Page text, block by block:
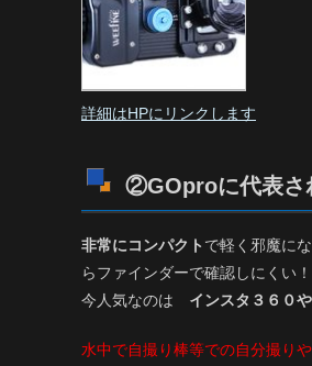
詳細はHPにリンクします
②GOproに代表さ
非常にコンパクト で軽く邪魔に
らファインダーで確認しにくい
今人気なのは インスタ３６０
水中で自撮り棒等での自分撮り